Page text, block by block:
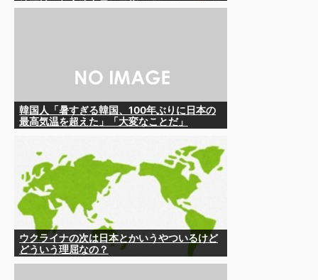
韓国人「暑すぎる韓国、100年ぶりに日本の
最高気温を超えた」「大変なことだ」
ウクライナの次は日本とかいうやついるけど
どういう理屈なの？